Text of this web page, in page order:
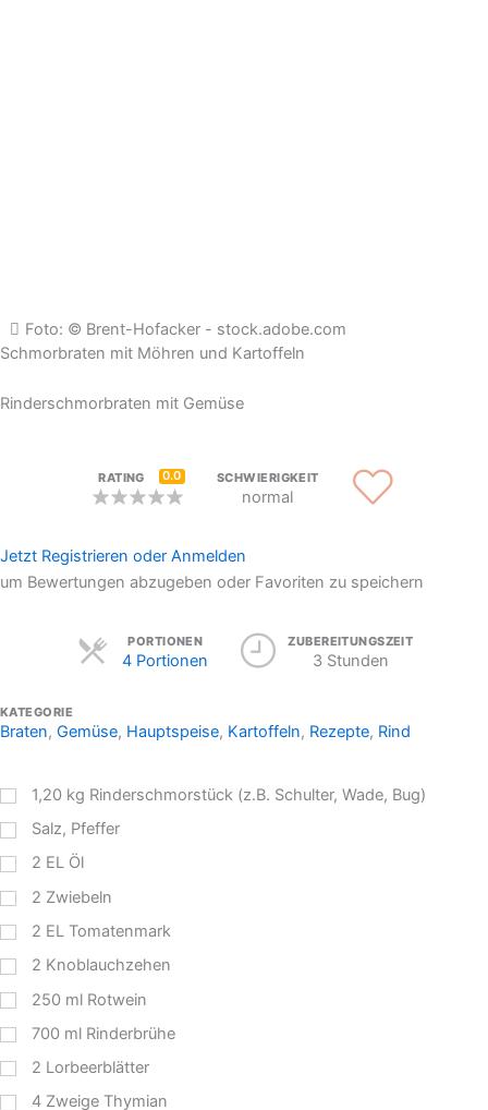
Foto: © Brent-Hofacker - stock.adobe.com
Schmorbraten mit Möhren und Kartoffeln
Rinderschmorbraten mit Gemüse
RATING 0.0 SCHWIERIGKEIT
normal
Jetzt Registrieren oder Anmelden
um Bewertungen abzugeben oder Favoriten zu speichern
PORTIONEN
4 Portionen
Servings ZUBEREITUNGSZEIT
3 Stunden
KATEGORIE
Braten, Gemüse, Hauptspeise, Kartoffeln, Rezepte, Rind
1,20 kg Rinderschmorstück (z.B. Schulter, Wade, Bug)
Salz, Pfeffer
2 EL Öl
2 Zwiebeln
2 EL Tomatenmark
2 Knoblauchzehen
250 ml Rotwein
700 ml Rinderbrühe
2 Lorbeerblätter
4 Zweige Thymian